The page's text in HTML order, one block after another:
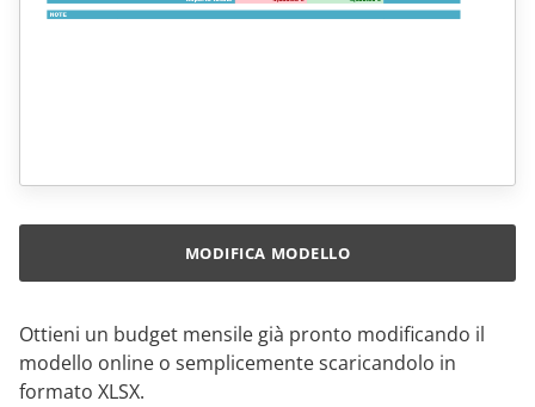
Ottieni un budget mensile già pronto modificando il
modello online o semplicemente scaricandolo in
formato XLSX.
MODIFICA MODELLO